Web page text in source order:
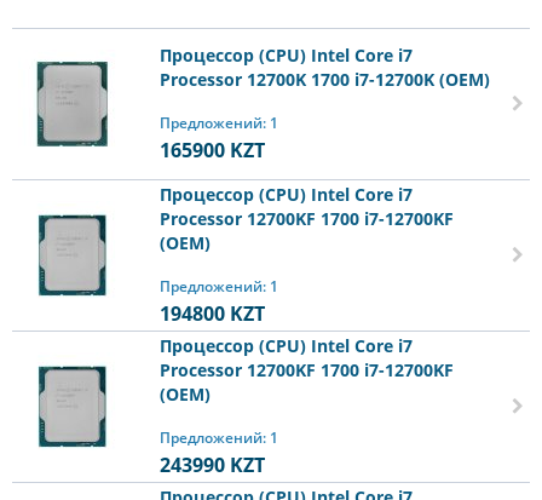
Процессор (CPU) Intel Core i7
Processor 12700K 1700 i7-12700K (OEM)
Предложений: 1
165900 KZT
Процессор (CPU) Intel Core i7
Processor 12700KF 1700 i7-12700KF
(OEM)
Предложений: 1
194800 KZT
Процессор (CPU) Intel Core i7
Processor 12700KF 1700 i7-12700KF
(OEM)
Предложений: 1
243990 KZT